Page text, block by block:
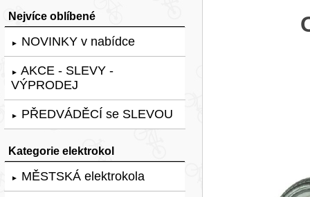
Nejvíce oblíbené
► NOVINKY v nabídce
► AKCE - SLEVY -
VÝPRODEJ
► PŘEDVÁDĚCÍ se SLEVOU
Kategorie elektrokol
► MĚSTSKÁ elektrokola